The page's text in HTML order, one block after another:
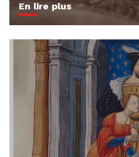
En lire plus